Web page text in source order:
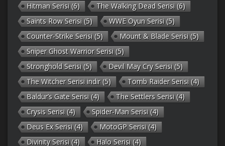
Hitman Serisi (6) The Walking Dead Serisi (6)
Saints Row Serisi (5) WWE Oyun Serisi (5)
Counter-Strike Serisi (5) Mount & Blade Serisi (5)
Sniper Ghost Warrior Serisi (5)
Stronghold Serisi (5) Devil May Cry Serisi (5)
The Witcher Serisi indir(5) Tomb Raider Serisi (4)
Baldur’s Gate Serisi (4) The Settlers Serisi (4)
Crysis Serisi (4) Spider-Man Serisi (4)
Deus Ex Serisi (4) MotoGP Serisi (4)
Divinity Serisi (4) Halo Serisi (4)